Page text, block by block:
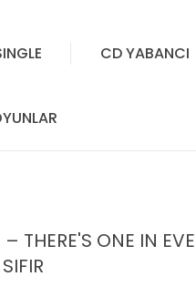
CD YABANCI
– THERE'S ONE IN